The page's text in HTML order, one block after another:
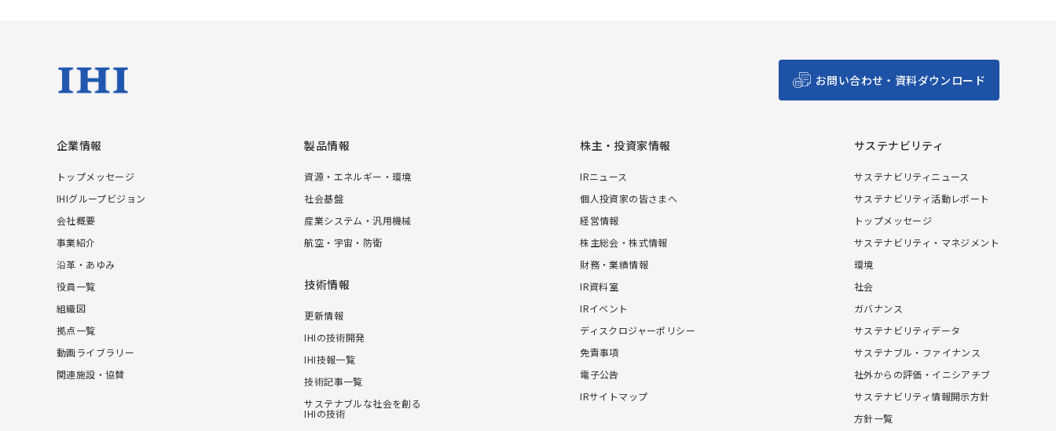
お問い合わせ・資料ダウンロード
企業情報
トップメッセージ
IHIグループビジョン
会社概要
事業紹介
沿革・あゆみ
役員一覧
組織図
拠点一覧
動画ライブラリー
関連施設・協賛
製品情報
資源・エネルギー・環境
社会基盤
産業システム・汎用機械
航空・宇宙・防衛
技術情報
更新情報
IHIの技術開発
IHI技報一覧
技術記事一覧
サステナブルな社会を創る
IHIの技術
株主・投資家情報
IRニュース
個人投資家の皆さまへ
経営情報
株主総会・株式情報
財務・業績情報
IR資料室
IRイベント
ディスクロジャーポリシー
免責事項
電子公告
IRサイトマップ
サステナビリティ
サステナビリティニュース
サステナビリティ活動レポート
トップメッセージ
サステナビリティ・マネジメント
環境
社会
ガバナンス
サステナビリティデータ
サステナブル・ファイナンス
社外からの評価・イニシアチブ
サステナビリティ情報開示方針
方針一覧